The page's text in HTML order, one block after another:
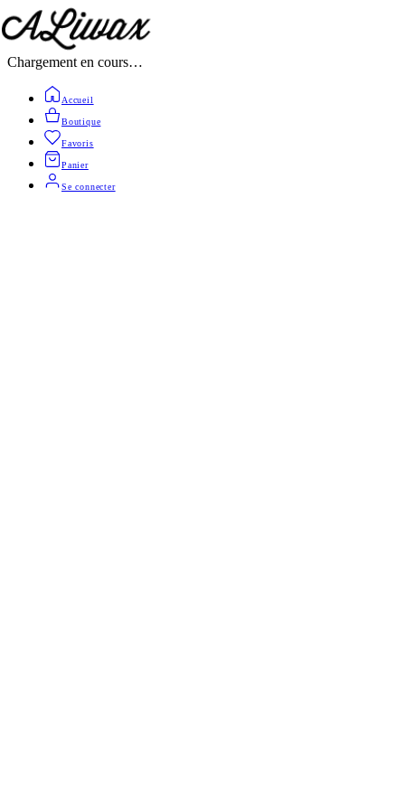
Chargement en cours…
Accueil
Boutique
Favoris
Panier
Se connecter